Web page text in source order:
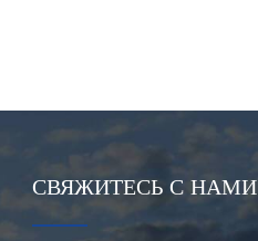
СВЯЖИТЕСЬ С НАМИ